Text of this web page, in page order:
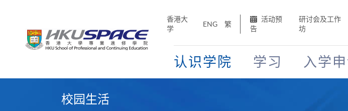
香港大
学
ENG 繁
活动预
告
研讨会及工作
坊
认识学院 学习 入学
校园生活